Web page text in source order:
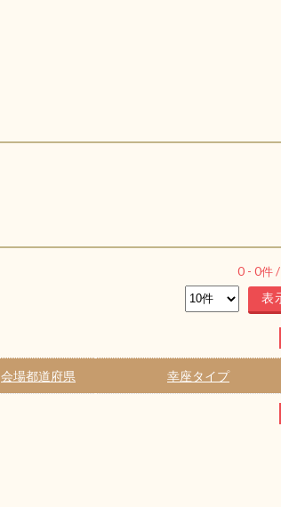
0 - 0件 /
会場都道府県 幸座タイプ